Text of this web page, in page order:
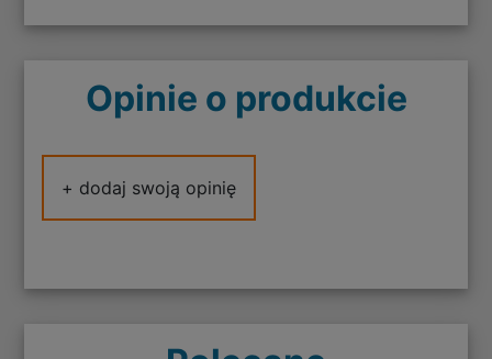
Opinie o produkcie
+ dodaj swoją opinię